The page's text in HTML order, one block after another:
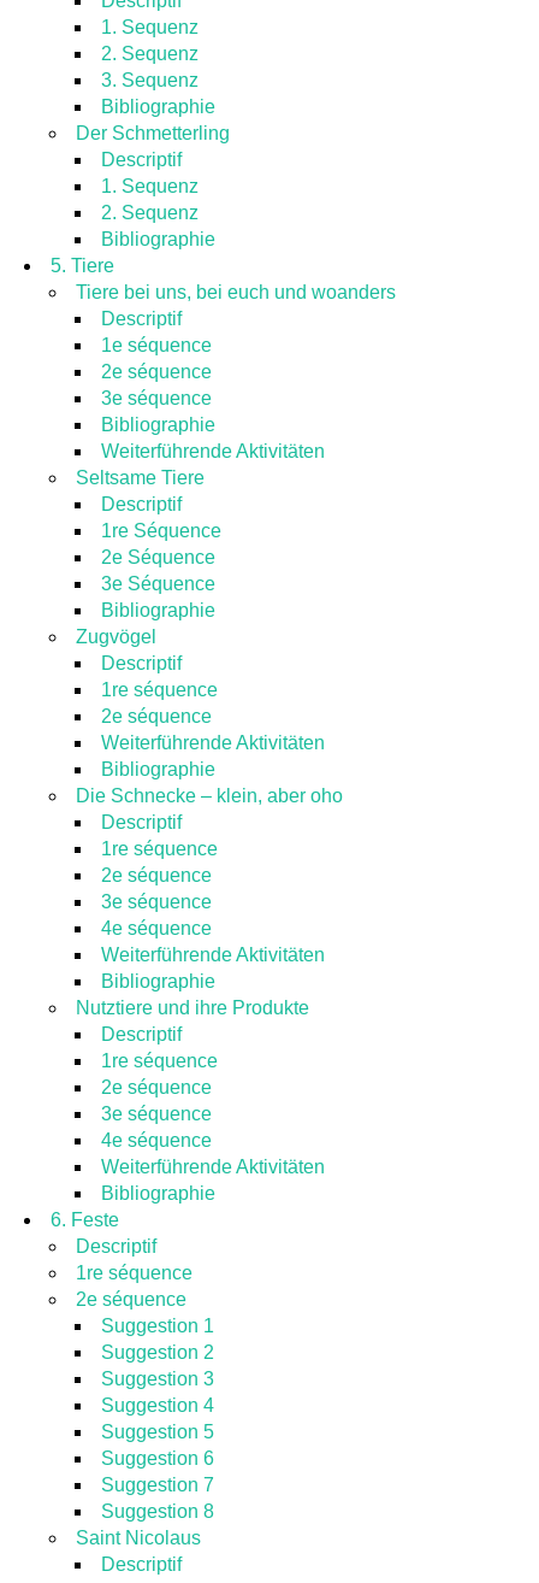
1. Sequenz
2. Sequenz
3. Sequenz
Bibliographie
Der Schmetterling
Descriptif
1. Sequenz
2. Sequenz
Bibliographie
5. Tiere
Tiere bei uns, bei euch und woanders
Descriptif
1e séquence
2e séquence
3e séquence
Bibliographie
Weiterführende Aktivitäten
Seltsame Tiere
Descriptif
1re Séquence
2e Séquence
3e Séquence
Bibliographie
Zugvögel
Descriptif
1re séquence
2e séquence
Weiterführende Aktivitäten
Bibliographie
Die Schnecke – klein, aber oho
Descriptif
1re séquence
2e séquence
3e séquence
4e séquence
Weiterführende Aktivitäten
Bibliographie
Nutztiere und ihre Produkte
Descriptif
1re séquence
2e séquence
3e séquence
4e séquence
Weiterführende Aktivitäten
Bibliographie
6. Feste
Descriptif
1re séquence
2e séquence
Suggestion 1
Suggestion 2
Suggestion 3
Suggestion 4
Suggestion 5
Suggestion 6
Suggestion 7
Suggestion 8
Saint Nicolaus
Descriptif